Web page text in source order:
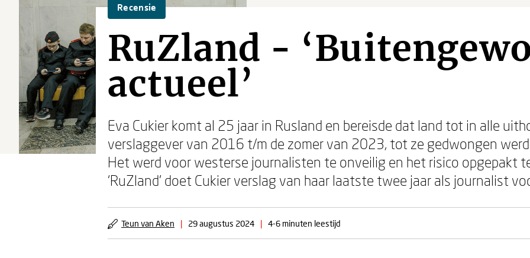
Recensie
RuZland -
actueel’
Eva Cukier komt al 25 jaar in Rusland en bereisde dat land tot in alle
verslaggever van 2016 t/m de zomer van 2023, tot ze gedwongen
Het werd voor westerse journalisten te onveilig en het risico opgepakt
‘RuZland’ doet Cukier verslag van haar laatste twee jaar als journalist
Teun van Aken | 29 augustus 2024 | 4-6 minuten leestijd